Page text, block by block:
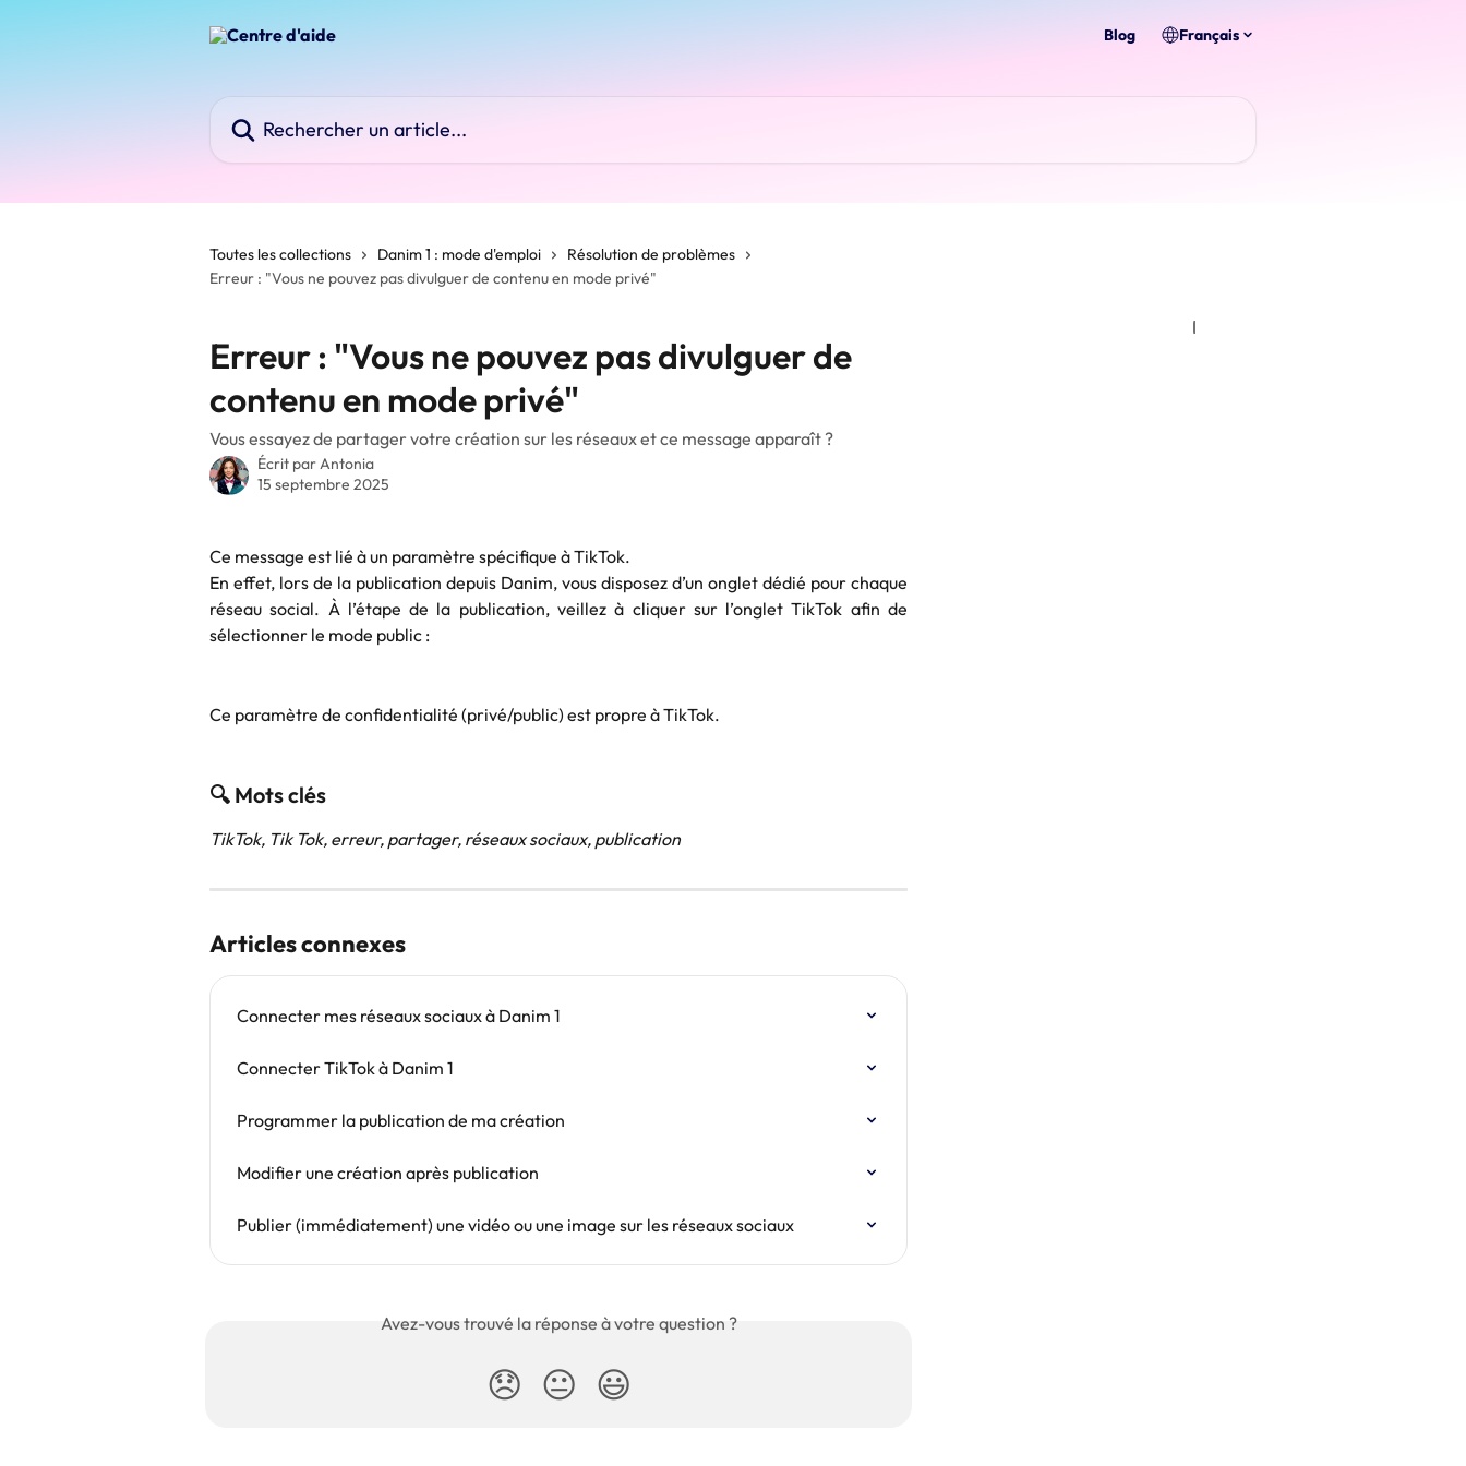
Blog Français
Toutes les collections Danim 1 : mode d'emploi
Résolution de problèmes
Erreur : "Vous ne pouvez pas divulguer de contenu en mode privé"
Erreur : "Vous ne pouvez pas divulguer de
contenu en mode privé"
Vous essayez de partager votre création sur les réseaux et ce message apparaît ?
Écrit parAntonia
15 septembre 2025
Ce message est lié à un paramètre spécifique à TikTok.
En effet, lors de la publication depuis Danim, vous disposez d’un onglet dédié pour chaque
réseau social. À l’étape de la publication, veillez à cliquer sur l’onglet TikTok afin de
sélectionner le mode public :
Ce paramètre de confidentialité (privé/public) est propre à TikTok.
🔍 Mots clés
TikTok, Tik Tok, erreur, partager, réseaux sociaux, publication
Articles connexes
Connecter mes réseaux sociaux à Danim 1
Connecter TikTok à Danim 1
Programmer la publication de ma création
Modifier une création après publication
Publier (immédiatement) une vidéo ou une image sur les réseaux sociaux
Avez-vous trouvé la réponse à votre question ?
😞 😐 😃